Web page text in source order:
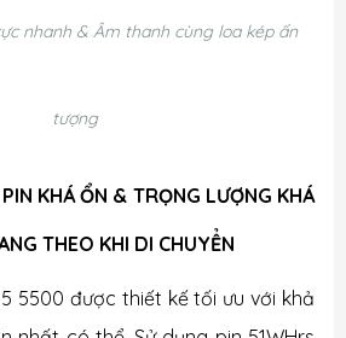
nhanh & Âm thanh cùng loa kép ấn
tượng
KHÁ ỔN & TRỌNG LƯỢNG KHÁ
THEO KHI DI CHUYỂN
5500 được thiết kế tối ưu với khả